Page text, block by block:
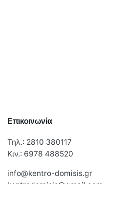
Επικοινωνία
Τηλ.: 2810 380117
Κιν.: 6978 488520
info@kentro-domisis.gr
kentrodomisis@gmail.com